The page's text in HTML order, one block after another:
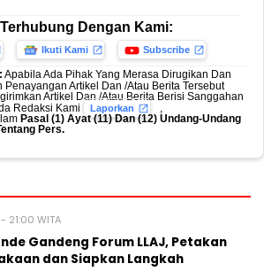
Dengan Kami:
Ikuti Kami Subscribe
: Apabila Ada Pihak Yang Merasa Dirugikan Dan
Artikel Dan /Atau Berita Tersebut
Artikel Dan /Atau Berita Berisi Sanggahan
Redaksi Kami
Laporkan
,
Pasal (1) Ayat (11) Dan (12) Undang-Undang
Pers.
21:00 WITA
Gandeng Forum LLAJ, Petakan
dan Siapkan Langkah